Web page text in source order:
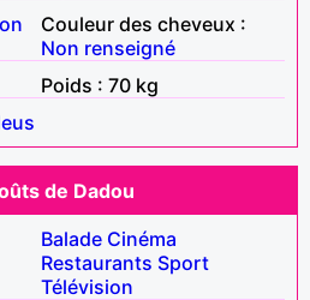
Couleur des cheveux :
Non renseigné
Poids : 70 kg
de Dadou
Balade Cinéma
Restaurants Sport
Télévision